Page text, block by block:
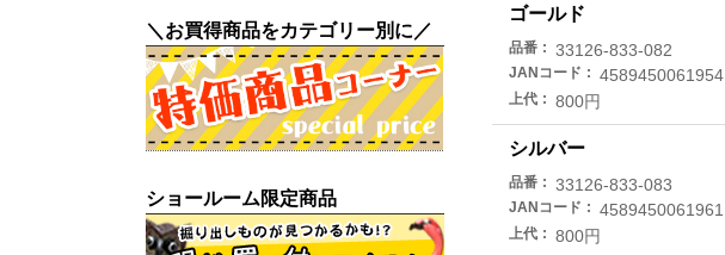
ゴールド
品番 33126-833-082
JANコード 4589450061954
上代 800円
シルバー
品番 33126-833-083
JANコード 4589450061961
上代 800円
＼お買得商品をカテゴリー別に／
ショールーム限定商品